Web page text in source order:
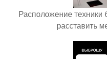
Расположение
расставить